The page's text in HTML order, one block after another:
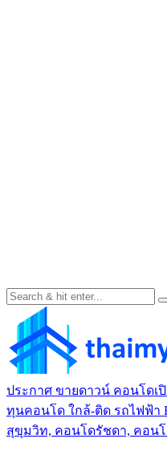
ประกาศ ขายดาวน์ คอนโด
ทุนคอนโด ใกล้-ติด รถไฟฟ้า
สุขุมวิท, คอนโดรัชดา, คอน